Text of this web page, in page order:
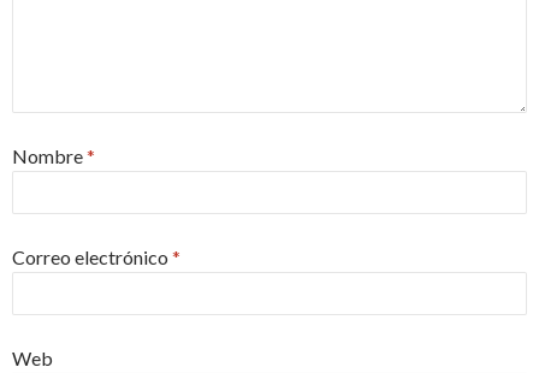
Nombre*
Correo electrónico *
Web